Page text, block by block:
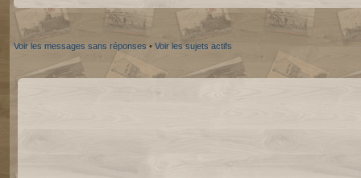
Voir les messages sans réponses • Voir les sujets actifs